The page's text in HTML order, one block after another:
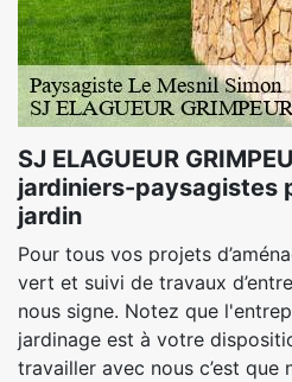
SJ ELAGUEUR
jardiniers-paysagistes
jardin
Pour tous vos projets
vert et suivi de travaux
nous signe. Notez que
jardinage est à votre
travailler avec nous c’est que